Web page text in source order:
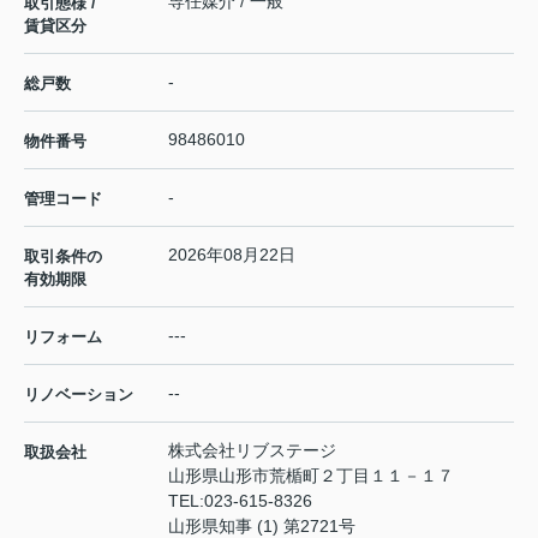
賃貸区分
総戸数 -
物件番号 98486010
管理コード -
取引条件の
有効期限
2026年08月22日
リフォーム ---
リノベーション --
取扱会社
株式会社リブステージ
山形県山形市荒楯町２丁目１１－１７
TEL:023-615-8326
山形県知事 (1) 第2721号